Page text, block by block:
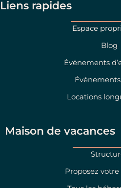
k
a
m
Liens rapides
Espace
Blog
Événements
Locations
Maison de vacances
Proposez